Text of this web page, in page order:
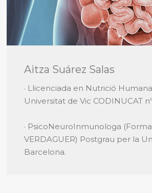
Aitza Suárez Salas
· Llicenciada en Nutrició
Universitat de Vic CODINUCAT
· PsicoNeuroInmunologa
VERDAGUER) Postgrau per la
Barcelona.